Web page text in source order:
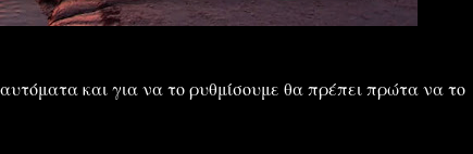
και για να το ρυθμίσουμε θα πρέπει πρώτα να το